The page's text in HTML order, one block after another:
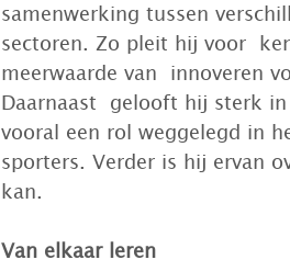
samenwerking tussen
sectoren. Zo pleit hij voor
meerwaarde van  innoveren
Daarnaast  gelooft hij sterk
vooral een rol weggelegd in
sporters. Verder is hij ervan
kan.
Van elkaar leren